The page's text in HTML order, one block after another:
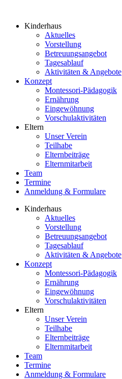
Kinderhaus
Aktuelles
Vorstellung
Betreuungsangebot
Tagesablauf
Aktivitäten & Angebote
Konzept
Montessori-Pädagogik
Ernährung
Eingewöhnung
Vorschulaktivitäten
Eltern
Unser Verein
Teilhabe
Elternbeiträge
Elternmitarbeit
Team
Termine
Anmeldung & Formulare
Kinderhaus
Aktuelles
Vorstellung
Betreuungsangebot
Tagesablauf
Aktivitäten & Angebote
Konzept
Montessori-Pädagogik
Ernährung
Eingewöhnung
Vorschulaktivitäten
Eltern
Unser Verein
Teilhabe
Elternbeiträge
Elternmitarbeit
Team
Termine
Anmeldung & Formulare